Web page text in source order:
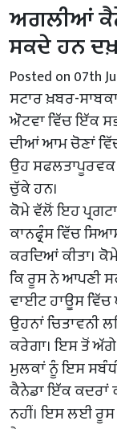
ਅਗਲੀਆਂ
ਸਕਦੇ ਹਨ
Posted on 07th
ਸਟਾਰ ਖ਼ਬਰ-
ਔਟਵਾ ਵਿੱਚ ਇੱਕ
ਦੀਆਂ ਆਮ ਚੋਣਾਂ
ਉਹ ਸਫਲਤਾਪੂਰਵਕ
ਚੁੱਕੇ ਹਨ।
ਕੋਮੇ ਵੱਲੋਂ ਇਹ
ਕਾਨਫ੍ਰੰਸ ਵਿੱਚ
ਕਰਦਿਆਂ ਕੀਤਾ।
ਕਿ ਰੂਸ ਨੇ ਆਪਣੀ
ਵਾਈਟ ਹਾਊਸ ਵਿੱਚ
ਉਹਨਾਂ ਚਿਤਾਵਨੀ
ਕਰੇਗਾ। ਇਸ ਤੋਂ ਅੱਗੇ
ਮੁਲਕਾਂ ਨੂੰ ਇਸ
ਕੈਨੇਡਾ ਇੱਕ ਕਦਰਾਂ
ਨਹੀਂ। ਇਸ ਲਈ ਰੂਸ